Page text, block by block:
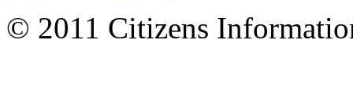
© 2011 Citizens